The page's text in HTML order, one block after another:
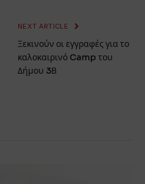
NEXT ARTICLE
Ξεκινούν οι εγγραφές για το
καλοκαιρινό Camp του
Δήμου 3Β